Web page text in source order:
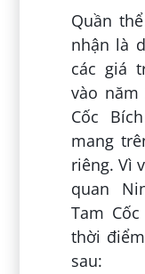
Quần
nhận là
các giá
vào năm
Cốc
mang
riêng. Vì
quan
Tam
thời
sau: